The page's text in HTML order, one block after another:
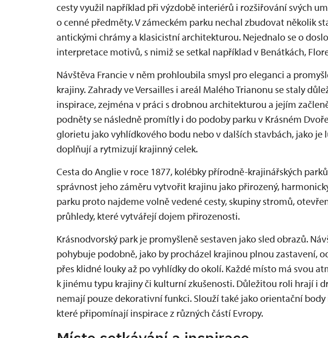
cesty využil například při výzdobě interiérů i rozšiřování svých
o cenné předměty. V zámeckém parku nechal zbudovat několik
antickými chrámy a klasicistní architekturou. Nejednalo se o
interpretace motivů, s nimiž se setkal například v Benátkách,
Návštěva Francie v něm prohloubila smysl pro eleganci a
krajiny. Zahrady ve Versailles i areál Malého Trianonu se staly
inspirace, zejména v práci s drobnou architekturou a jejím
podněty se následně promítly i do podoby parku v Krásném
glorietu jako vyhlídkového bodu nebo v dalších stavbách, jako je
doplňují a rytmizují krajinný celek.
Cesta do Anglie v roce 1877, kolébky přírodně-krajinářských
správnost jeho záměru vytvořit krajinu jako přirozený,
parku proto najdeme volně vedené cesty, skupiny stromů,
průhledy, které vytvářejí dojem přirozenosti.
Krásnodvorský park je promyšleně sestaven jako sled obrazů.
pohybuje podobně, jako by procházel krajinou plnou zastavení,
přes klidné louky až po vyhlídky do okolí. Každé místo má svou
k jinému typu krajiny či kulturní zkušenosti. Důležitou roli hrají i
nemají pouze dekorativní funkci. Slouží také jako orientační
které připomínají inspirace z různých částí Evropy.